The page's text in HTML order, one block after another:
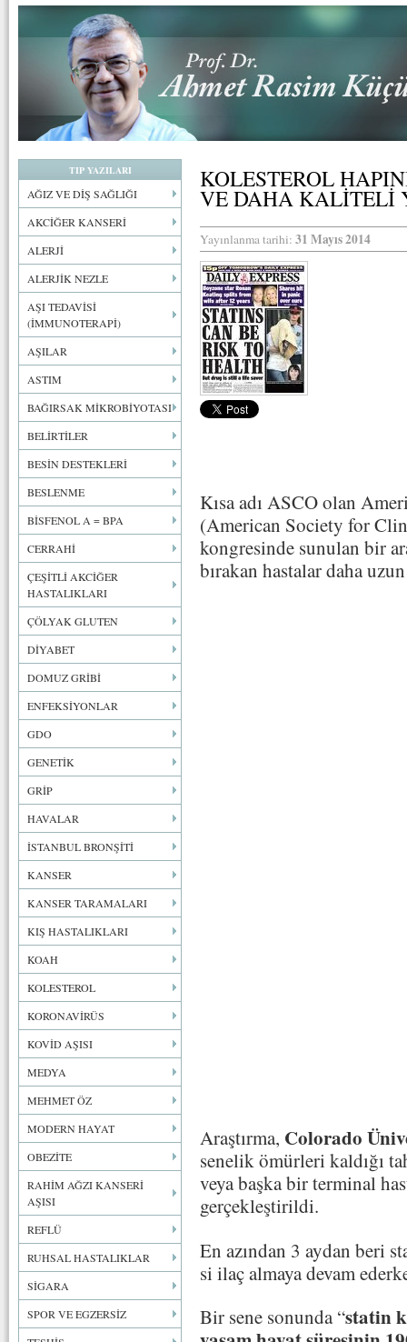
TIP YAZILARI
AĞIZ VE DİŞ SAĞLIĞI
AKCİĞER KANSERİ
ALERJİ
ALERJİK NEZLE
AŞI TEDAVİSİ
(İMMUNOTERAPİ)
AŞILAR
ASTIM
BAĞIRSAK MİKROBİYOTASI
BELİRTİLER
BESİN DESTEKLERİ
BESLENME
BİSFENOL A = BPA
CERRAHİ
ÇEŞİTLİ AKCİĞER
HASTALIKLARI
ÇÖLYAK GLUTEN
DİYABET
DOMUZ GRİBİ
ENFEKSİYONLAR
GDO
GENETİK
GRİP
HAVALAR
İSTANBUL BRONŞİTİ
KANSER
KANSER TARAMALARI
KIŞ HASTALIKLARI
KOAH
KOLESTEROL
KORONAVİRÜS
KOVİD AŞISI
MEDYA
MEHMET ÖZ
MODERN HAYAT
OBEZİTE
RAHİM AĞZI KANSERİ
AŞISI
REFLÜ
RUHSAL HASTALIKLAR
SİGARA
SPOR VE EGZERSİZ
KOLESTEROL
VE DAHA KALİTELİ
Yayınlanma tarihi: 31 Mayıs 2014
Kısa adı ASCO olan
(American Society for
kongresinde sunulan bir
bırakan hastalar daha
Araştırma, Colorado
senelik ömürleri kaldığı
veya başka bir terminal
gerçekleştirildi.
En azından 3 aydan beri
si ilaç almaya devam
Bir sene sonunda “statin